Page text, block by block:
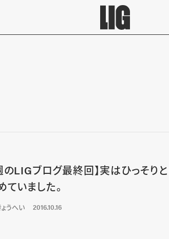
のLIGブログ最終回】実はひっそり
ていました。
ょうへい 2016.10.16